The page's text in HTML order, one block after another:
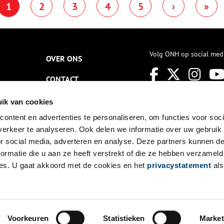
van cookies
en advertenties te personaliseren, om functies voor
te analyseren. Ook delen we informatie over uw gebruik
social media, adverteren en analyse. Deze partners kunnen
die u aan ze heeft verstrekt of die ze hebben
U gaat akkoord met de cookies en het privacystatement
Voorkeuren Statistieken
waarin we Rebekka een
goot zien schoonmaken
tot kastelen: iedere lezing biedt
een nieuw verhaal en een frisse
1 2 3 4 5 › »
OVER ONS
CONTACT
NIEUWSBRIEF
DISCLAIMER
PRIVACY
TOEGANKELIJKHEID
Volg ONH op social